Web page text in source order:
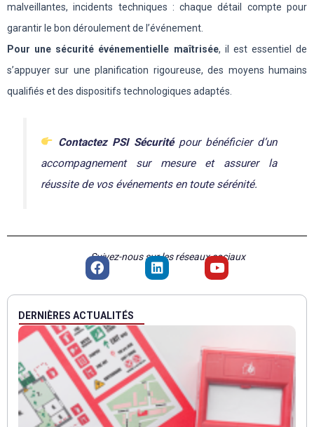
malveillantes, incidents techniques : chaque détail compte pour
garantir le bon déroulement de l’événement.
Pour une sécurité événementielle maîtrisée, il est essentiel de
s’appuyer sur une planification rigoureuse, des moyens humains
qualifiés et des dispositifs technologiques adaptés.
Contactez PSI Sécuritépour bénéficier d’un
accompagnement sur mesure et assurer la
réussite de vos événements en toute sérénité.
Suivez-nous sur les réseaux sociaux
F
a
b
o
o
k
L
i
d
n
Y
o
b
DERNIÈRES ACTUALITÉS